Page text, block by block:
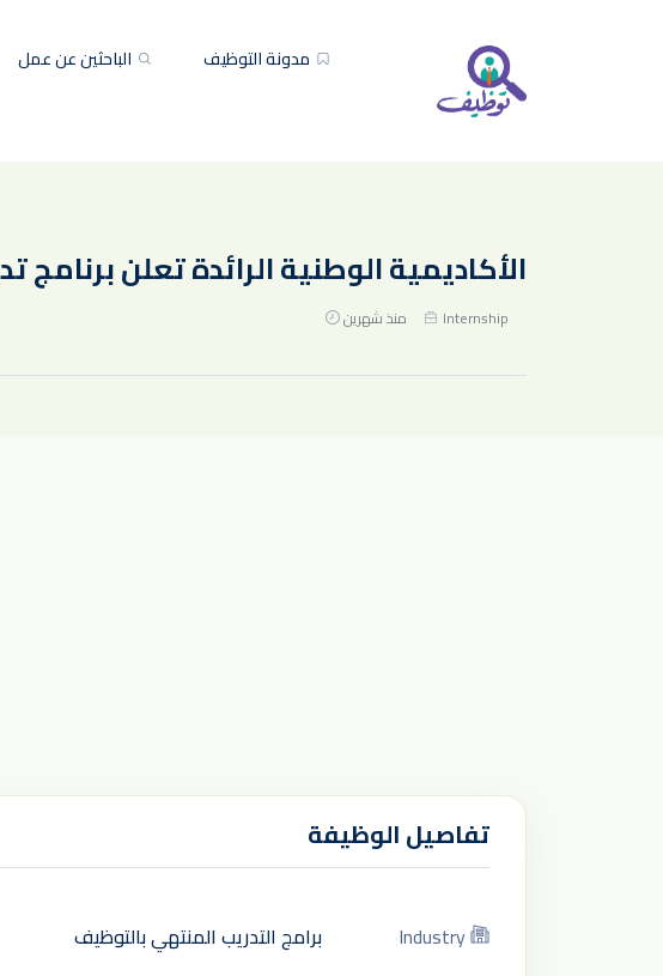
الباحثين عن عمل
مدونة التوظيف
الأكاديمية الوطنية الرائدة تعلن برنامج
Internship منذ شهرين
تفاصيل الوظيفة
Industry
برامج التدريب المنتهي بالتوظيف